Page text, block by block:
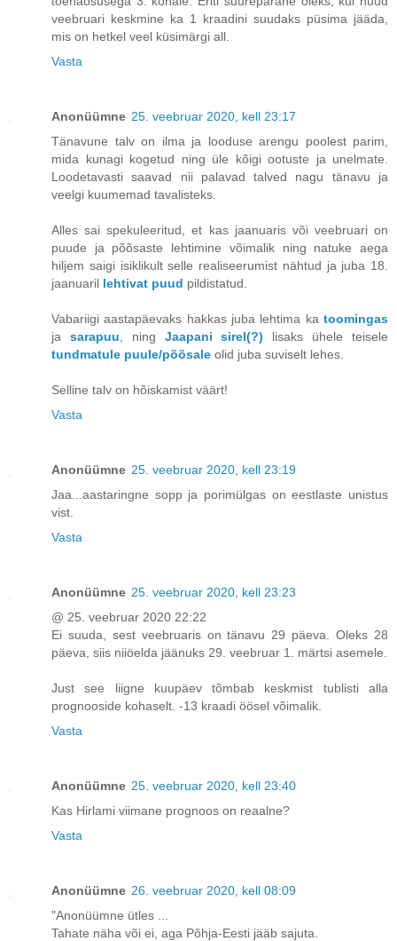
veebruari keskmine ka 1 kraadini suudaks püsima jääda,
mis on hetkel veel küsimärgi all.
Vasta
Anonüümne 25. veebruar 2020, kell 23:17
Tänavune talv on ilma ja looduse arengu poolest parim,
mida kunagi kogetud ning üle kõigi ootuste ja unelmate.
Loodetavasti saavad nii palavad talved nagu tänavu ja
veelgi kuumemad tavalisteks.
Alles sai spekuleeritud, et kas jaanuaris või veebruari on
puude ja põõsaste lehtimine võimalik ning natuke aega
hiljem saigi isiklikult selle realiseerumist nähtud ja juba 18.
jaanuaril lehtivat puud pildistatud.
Vabariigi aastapäevaks hakkas juba lehtima ka toomingas
ja sarapuu , ning Jaapani sirel(?) lisaks ühele teisele
tundmatule puule/põõsale olid juba suviselt lehes.
Selline talv on hõiskamist väärt!
Vasta
Anonüümne 25. veebruar 2020, kell 23:19
Jaa...aastaringne sopp ja porimülgas on eestlaste unistus
vist.
Vasta
Anonüümne 25. veebruar 2020, kell 23:23
@ 25. veebruar 2020 22:22
Ei suuda, sest veebruaris on tänavu 29 päeva. Oleks 28
päeva, siis niiöelda jäänuks 29. veebruar 1. märtsi asemele.
Just see liigne kuupäev tõmbab keskmist tublisti alla
prognooside kohaselt. -13 kraadi öösel võimalik.
Vasta
Anonüümne 25. veebruar 2020, kell 23:40
Kas Hirlami viimane prognoos on reaalne?
Vasta
Anonüümne 26. veebruar 2020, kell 08:09
"Anonüümne ütles ...
Tahate näha või ei, aga Põhja-Eesti jääb sajuta.